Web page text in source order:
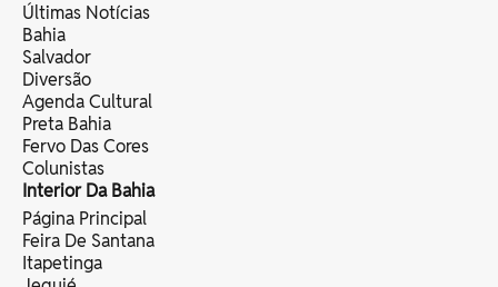
Últimas Notícias
Bahia
Salvador
Diversão
Agenda Cultural
Preta Bahia
Fervo Das Cores
Colunistas
Interior Da Bahia
Página Principal
Feira De Santana
Itapetinga